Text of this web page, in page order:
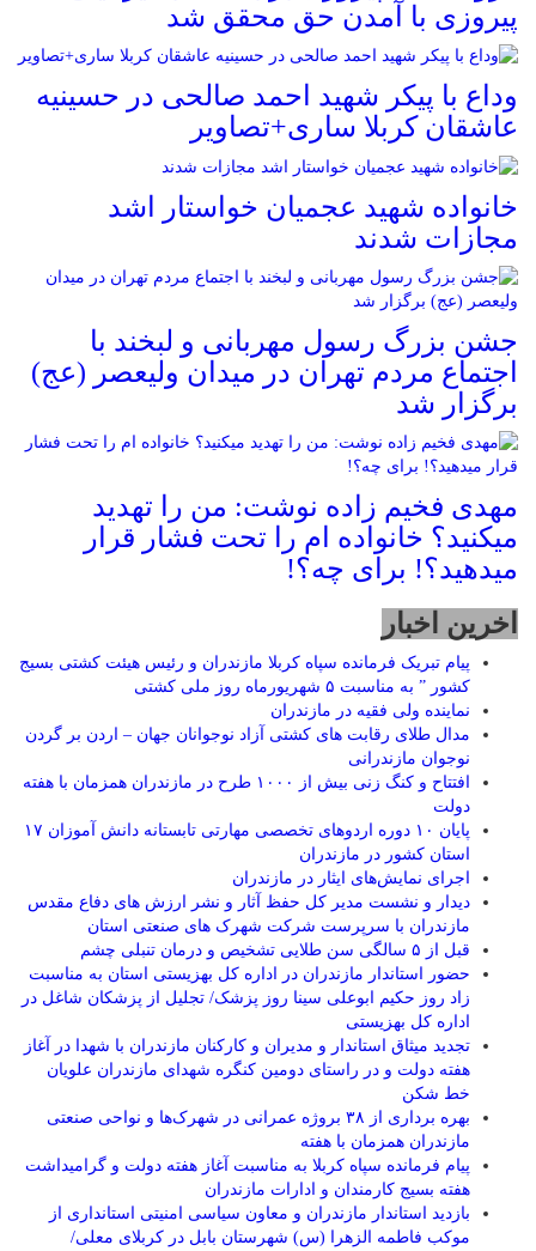
پیروزی با آمدن حق محقق شد
وداع با پیکر شهید احمد صالحی‌ در حسینیه
عاشقان کربلا ساری+تصاویر
خانواده شهید عجمیان خواستار اشد
مجازات شدند
جشن بزرگ رسول مهربانی و لبخند با
اجتماع مردم تهران در میدان ولیعصر (عج)
برگزار شد
مهدی فخیم زاده نوشت: من را تهدید
میکنید؟ خانواده ام را‌ تحت فشار قرار
میدهید؟! برای چه؟!
اخرین اخبار
پیام تبریک فرمانده سپاه کربلا مازندران و رئیس هیئت کشتی بسیج
کشور ” به مناسبت ۵ شهریورماه روز ملی کشتی
نماينده ولی فقیه در مازندران
مدال طلای رقابت های کشتی آزاد نوجوانان جهان – اردن بر گردن
نوجوان مازندرانی
افتتاح و کنگ زنی بیش از ۱۰۰۰ طرح در مازندران همزمان با هفته
دولت
پایان ۱۰ دوره اردوهای تخصصی مهارتی تابستانه دانش آموزان ۱۷
استان کشور در مازندران
اجرای نمایش‌های ایثار در مازندران
دیدار و نشست مدیر کل حفظ آثار و نشر ارزش های دفاع مقدس
مازندران با سرپرست شرکت شهرک های صنعتی استان
قبل از ۵ سالگی سن طلایی تشخیص و درمان تنبلی چشم
حضور استاندار مازندران در اداره کل بهزیستی استان به مناسبت
زاد روز حکیم ابوعلی سینا روز پزشک/ تجلیل از پزشکان شاغل در
اداره کل بهزیستی
تجدید میثاق استاندار و مدیران و کارکنان مازندران با شهدا در آغاز
هفته دولت و در راستای دومین کنگره شهدای مازندران علویان
خط شکن
بهره برداری از ۳۸ بروژه عمرانی در شهرک‌ها و نواحی صنعتی
مازندران همزمان با هفته
پیام فرمانده سپاه کربلا به مناسبت آغاز هفته دولت و گرامیداشت
هفته بسیج کارمندان و ادارات مازندران
بازدید استاندار مازندران و معاون سیاسی امنیتی استانداری از
موکب فاطمه الزهرا (س) شهرستان بابل در کربلای معلی/